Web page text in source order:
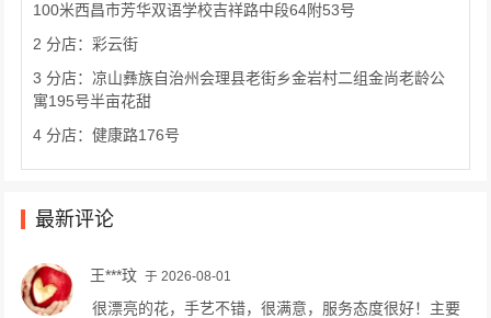
100米西昌市芳华双语学校吉祥路中段64附53号
2 分店：彩云街
3 分店：凉山彝族自治州会理县老街乡金岩村二组金尚老龄公
寓195号半亩花甜
4 分店：健康路176号
最新评论
王***玟 于 2026-08-01
很漂亮的花，手艺不错，很满意，服务态度很好！主要